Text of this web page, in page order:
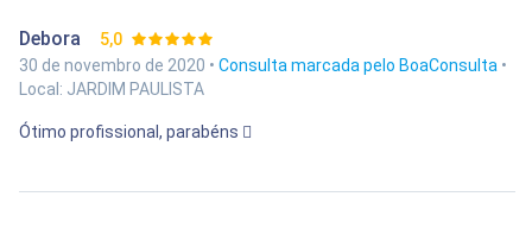
Debora
5,0
30 de novembro de 2020 • Consulta marcada pelo BoaConsulta •
Local: JARDIM PAULISTA
Ótimo profissional, parabéns 